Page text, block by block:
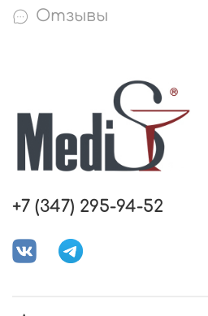
Отзывы
+7 (347) 295-94-52